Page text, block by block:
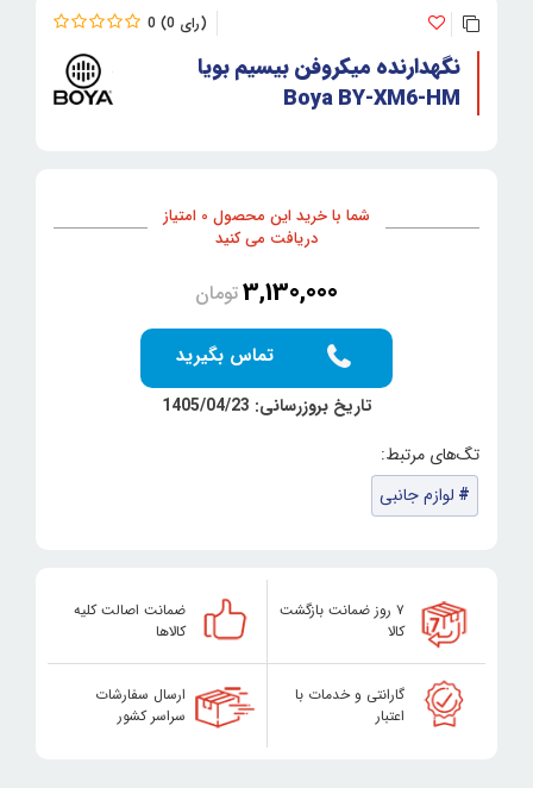
0 0
نگهدارنده میکروفن بیسیم بویا
Boya BY-XM6-HM
شما با خرید این محصول 0 امتیاز
دریافت می کنید
3,130,000تومان
تماس بگیرید
تاریخ بروزرسانی: 1405/04/23
لوازم جانبی
۷ روز ضمانت بازگشت
کالا
ضمانت اصالت کلیه
کالاها
گارانتی و خدمات با
اعتبار
ارسال سفارشات
سراسر کشور